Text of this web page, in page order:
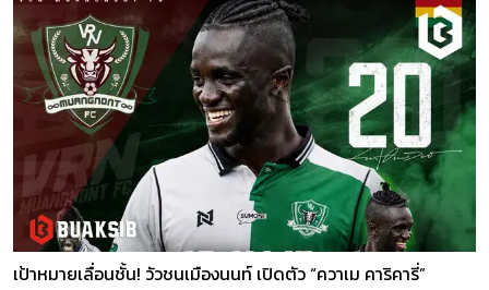
เป้าหมายเลื่อนชั้น! วัวชนเมืองนนท์ เปิดตัว “ควาเม คาริคารี่”